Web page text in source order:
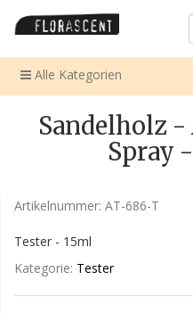
Alle Kategorien
Sandelholz
Spray
Artikelnummer: AT-686-T
Tester - 15ml
Kategorie: Tester